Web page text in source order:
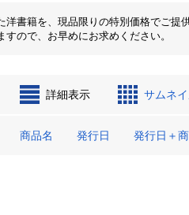
洋書籍を、現品限りの特別価格でご
ので、お早めにお求めください。
詳細表示 サムネ
商品名 発行日 発行日＋